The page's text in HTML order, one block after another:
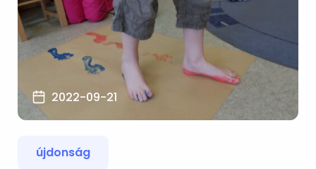
2022-09-21
újdonság